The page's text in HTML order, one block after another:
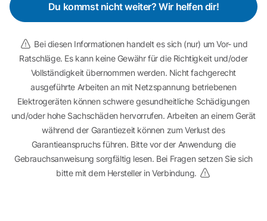
Du kommst nicht weiter? Wir helfen dir!
Bei diesen Informationen handelt es sich (nur) um Vor- und
Ratschläge. Es kann keine Gewähr für die Richtigkeit und/oder
Vollständigkeit übernommen werden. Nicht fachgerecht
ausgeführte Arbeiten an mit Netzspannung betriebenen
Elektrogeräten können schwere gesundheitliche Schädigungen
und/oder hohe Sachschäden hervorrufen. Arbeiten an einem Gerät
während der Garantiezeit können zum Verlust des
Garantieanspruchs führen. Bitte vor der Anwendung die
Gebrauchsanweisung sorgfältig lesen. Bei Fragen setzen Sie sich
bitte mit dem Hersteller in Verbindung.